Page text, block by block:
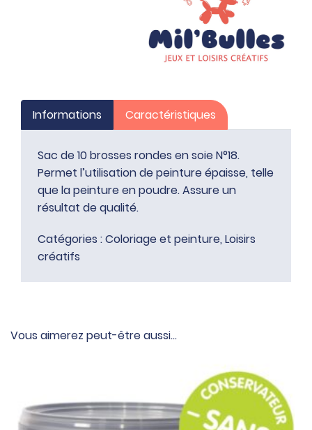
Informations Caractéristiques
Sac de 10 brosses rondes en soie N°18.
Permet l’utilisation de peinture épaisse, telle
que la peinture en poudre. Assure un
résultat de qualité.
Catégories :Coloriage et peinture, Loisirs
créatifs
Vous aimerez peut-être aussi…